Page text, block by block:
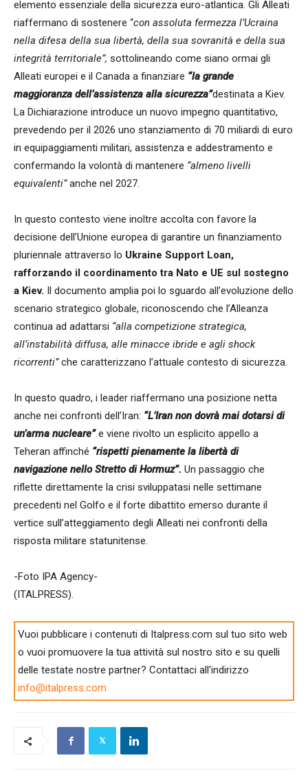
elemento essenziale della sicurezza euro-atlantica. Gli Alleati
riaffermano di sostenere “con assoluta fermezza l’Ucraina
nella difesa della sua libertà, della sua sovranità e della sua
integrità territoriale”, sottolineando come siano ormai gli
Alleati europei e il Canada a finanziare “la grande
maggioranza dell’assistenza alla sicurezza”destinata a Kiev.
La Dichiarazione introduce un nuovo impegno quantitativo,
prevedendo per il 2026 uno stanziamento di 70 miliardi di euro
in equipaggiamenti militari, assistenza e addestramento e
confermando la volontà di mantenere “almeno livelli
equivalenti”anche nel 2027.
In questo contesto viene inoltre accolta con favore la
decisione dell’Unione europea di garantire un finanziamento
pluriennale attraverso lo Ukraine Support Loan,
rafforzando il coordinamento tra Nato e UE sul sostegno
a Kiev. Il documento amplia poi lo sguardo all’evoluzione dello
scenario strategico globale, riconoscendo che l’Alleanza
continua ad adattarsi “alla competizione strategica,
all’instabilità diffusa, alle minacce ibride e agli shock
ricorrenti”che caratterizzano l’attuale contesto di sicurezza.
In questo quadro, i leader riaffermano una posizione netta
anche nei confronti dell’Iran: “L’Iran non dovrà mai dotarsi di
un’arma nucleare”e viene rivolto un esplicito appello a
Teheran affinché “rispetti pienamente la libertà di
navigazione nello Stretto di Hormuz”. Un passaggio che
riflette direttamente la crisi sviluppatasi nelle settimane
precedenti nel Golfo e il forte dibattito emerso durante il
vertice sull’atteggiamento degli Alleati nei confronti della
risposta militare statunitense.
-Foto IPA Agency-
(ITALPRESS).
Vuoi pubblicare i contenuti di Italpress.com sul tuo sito web
o vuoi promuovere la tua attività sul nostro sito e su quelli
delle testate nostre partner? Contattaci all'indirizzo
info@italpress.com